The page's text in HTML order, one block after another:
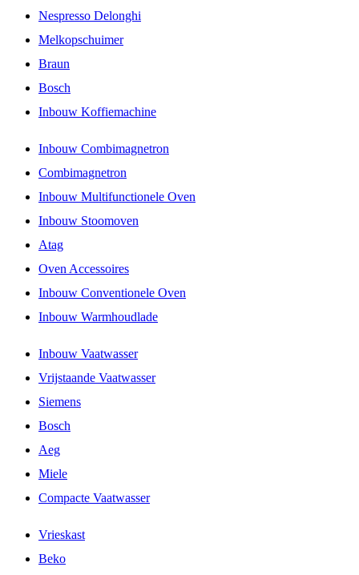
Nespresso Delonghi
Melkopschuimer
Braun
Bosch
Inbouw Koffiemachine
Inbouw Combimagnetron
Combimagnetron
Inbouw Multifunctionele Oven
Inbouw Stoomoven
Atag
Oven Accessoires
Inbouw Conventionele Oven
Inbouw Warmhoudlade
Inbouw Vaatwasser
Vrijstaande Vaatwasser
Siemens
Bosch
Aeg
Miele
Compacte Vaatwasser
Vrieskast
Beko